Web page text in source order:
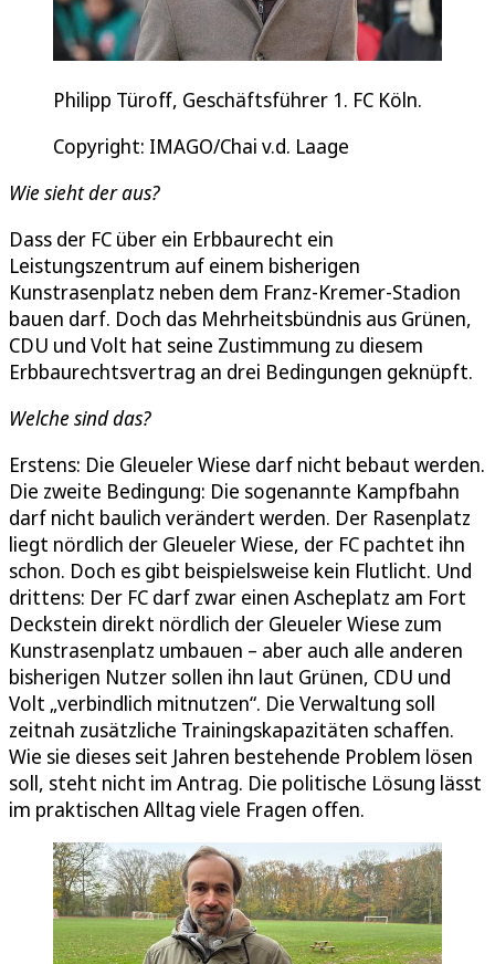
Philipp Türoff, Geschäftsführer 1. FC Köln.
Copyright: IMAGO/Chai v.d. Laage
Wie sieht der aus?
Dass der FC über ein Erbbaurecht ein
Leistungszentrum auf einem bisherigen
Kunstrasenplatz neben dem Franz-Kremer-Stadion
bauen darf. Doch das Mehrheitsbündnis aus Grünen,
CDU und Volt hat seine Zustimmung zu diesem
Erbbaurechtsvertrag an drei Bedingungen geknüpft.
Welche sind das?
Erstens: Die Gleueler Wiese darf nicht bebaut werden.
Die zweite Bedingung: Die sogenannte Kampfbahn
darf nicht baulich verändert werden. Der Rasenplatz
liegt nördlich der Gleueler Wiese, der FC pachtet ihn
schon. Doch es gibt beispielsweise kein Flutlicht. Und
drittens: Der FC darf zwar einen Ascheplatz am Fort
Deckstein direkt nördlich der Gleueler Wiese zum
Kunstrasenplatz umbauen – aber auch alle anderen
bisherigen Nutzer sollen ihn laut Grünen, CDU und
Volt „verbindlich mitnutzen“. Die Verwaltung soll
zeitnah zusätzliche Trainingskapazitäten schaffen.
Wie sie dieses seit Jahren bestehende Problem lösen
soll, steht nicht im Antrag. Die politische Lösung lässt
im praktischen Alltag viele Fragen offen.